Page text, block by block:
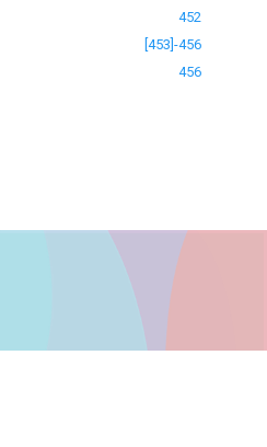
452
[453]-456
456